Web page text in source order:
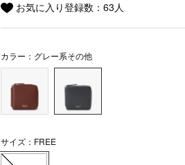
お気に入り登録数：63人
カラー：グレー系その他
サイズ：FREE